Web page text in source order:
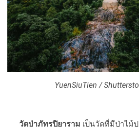
YuenSiuTien /
วัดป่าภัทรปิยาราม เป็นวัดที่มีป่าไม้